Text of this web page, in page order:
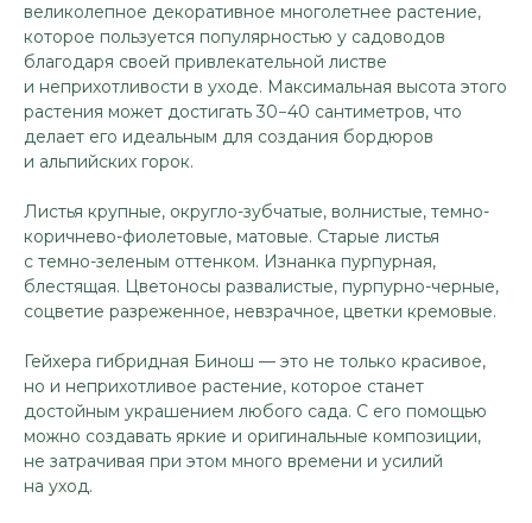
великолепное декоративное многолетнее растение,
которое пользуется популярностью у садоводов
благодаря своей привлекательной листве
и неприхотливости в уходе. Максимальная высота этого
растения может достигать 30−40 сантиметров, что
делает его идеальным для создания бордюров
и альпийских горок.
Листья крупные, округло-зубчатые, волнистые, темно-
коричнево-фиолетовые, матовые. Старые листья
с темно-зеленым оттенком. Изнанка пурпурная,
блестящая. Цветоносы развалистые, пурпурно-черные,
соцветие разреженное, невзрачное, цветки кремовые.
Гейхера гибридная Бинош — это не только красивое,
но и неприхотливое растение, которое станет
достойным украшением любого сада. С его помощью
можно создавать яркие и оригинальные композиции,
не затрачивая при этом много времени и усилий
на уход.